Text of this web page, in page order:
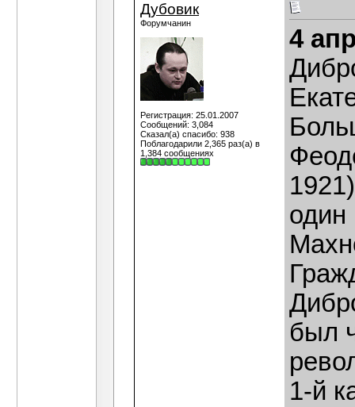
Дубовик
Форумчанин
Регистрация: 25.01.2007
Сообщений: 3,084
Сказал(а) спасибо: 938
Поблагодарили 2,365 раз(а) в
1,384 сообщениях
4
один
был
1-й